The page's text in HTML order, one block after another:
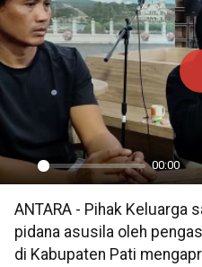
Play
00:00
ANTARA - Pihak Keluarga
pidana asusila oleh
di Kabupaten Pati